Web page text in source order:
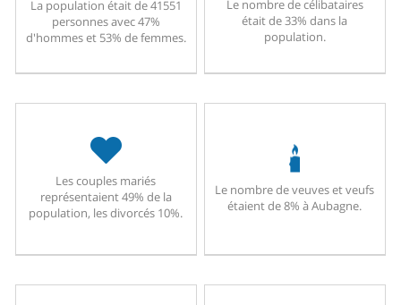
La population était de 41551
personnes avec 47%
d'hommes et 53% de femmes.
Le nombre de célibataires
était de 33% dans la
population.
Les couples mariés
représentaient 49% de la
population, les divorcés 10%.
Le nombre de veuves et veufs
étaient de 8% à Aubagne.